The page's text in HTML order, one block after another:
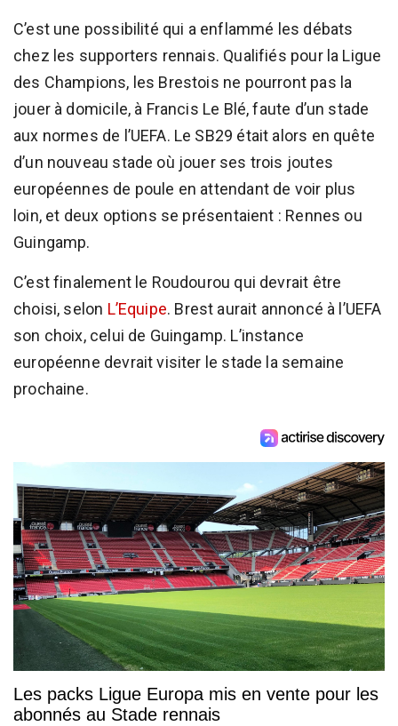
C’est une possibilité qui a enflammé les débats
chez les supporters rennais. Qualifiés pour la Ligue
des Champions, les Brestois ne pourront pas la
jouer à domicile, à Francis Le Blé, faute d’un stade
aux normes de l’UEFA. Le SB29 était alors en quête
d’un nouveau stade où jouer ses trois joutes
européennes de poule en attendant de voir plus
loin, et deux options se présentaient : Rennes ou
Guingamp.
C’est finalement le Roudourou qui devrait être
choisi, selon L’Equipe. Brest aurait annoncé à l’UEFA
son choix, celui de Guingamp. L’instance
européenne devrait visiter le stade la semaine
prochaine.
Les packs Ligue Europa mis en vente pour les
abonnés au Stade rennais